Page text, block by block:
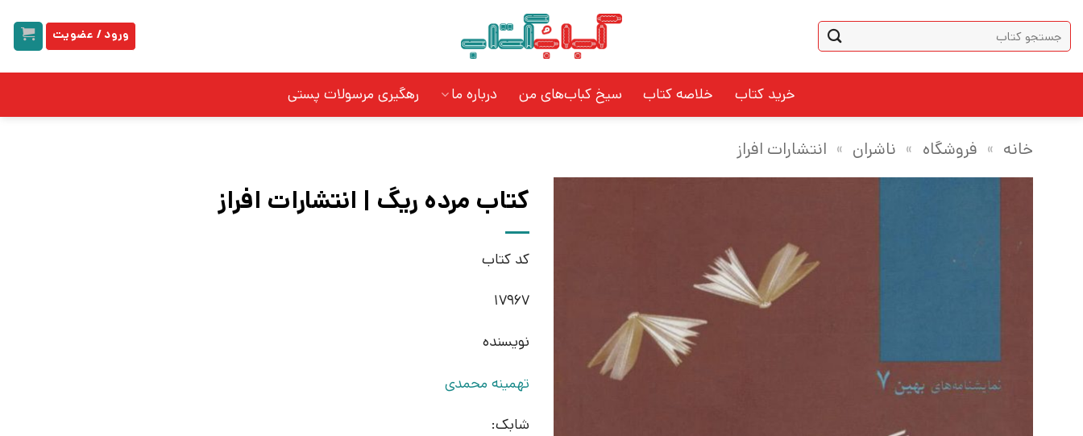
content
جستجو
برای:
ورود / عضویت
خرید کتاب خلاصه کتاب سیخ کباب‌های من درباره ما رهگیری مرسولات پستی
خانه » فروشگاه » ناشران » انتشارات افراز
کتاب مرده ریگ | انتشارات افراز
کد کتاب
17967
نویسنده
تهمینه محمدی
شابک: